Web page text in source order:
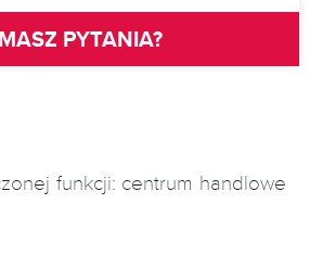
MASZ PYTANIA?
funkcji: centrum handlowe